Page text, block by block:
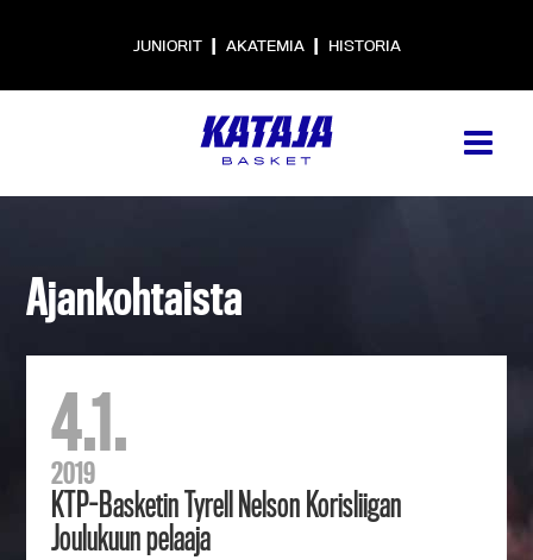
JUNIORIT | AKATEMIA | HISTORIA
Ajankohtaista
4.1.
2019
KTP-Basketin Tyrell Nelson Korisliigan
Joulukuun pelaaja